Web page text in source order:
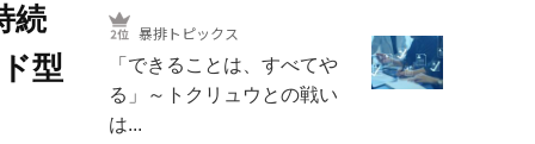
続
型
暴排トピックス
「できることは、すべてや
る」～トクリュウとの戦い
は...